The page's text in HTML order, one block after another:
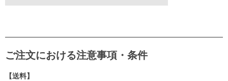
ご注文における注意事項・条件
【送料】